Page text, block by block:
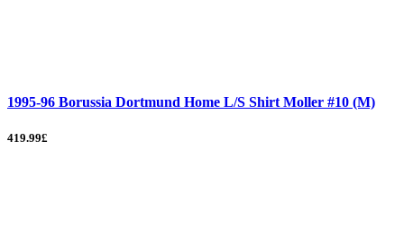
1995-96 Borussia Dortmund Home L/S Shirt Moller #10 (M)
419.99£